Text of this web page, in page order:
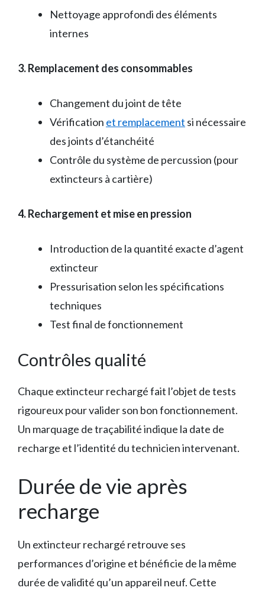
Nettoyage approfondi des éléments
internes
3. Remplacement des consommables
Changement du joint de tête
Vérification et remplacement si nécessaire
des joints d’étanchéité
Contrôle du système de percussion (pour
extincteurs à cartière)
4. Rechargement et mise en pression
Introduction de la quantité exacte d’agent
extincteur
Pressurisation selon les spécifications
techniques
Test final de fonctionnement
Contrôles qualité
Chaque extincteur rechargé fait l’objet de tests
rigoureux pour valider son bon fonctionnement.
Un marquage de traçabilité indique la date de
recharge et l’identité du technicien intervenant.
Durée de vie après
recharge
Un extincteur rechargé retrouve ses
performances d’origine et bénéficie de la même
durée de validité qu’un appareil neuf. Cette